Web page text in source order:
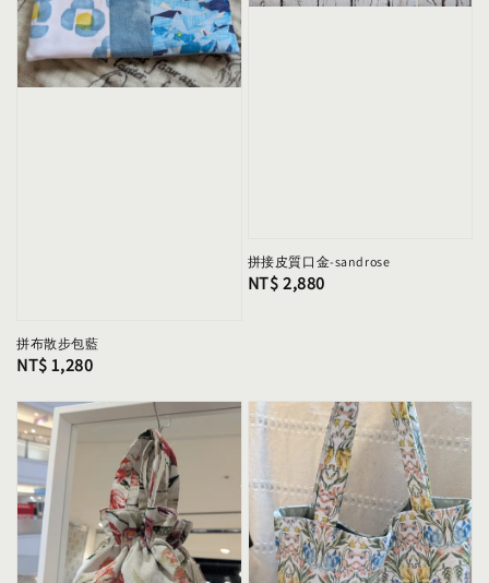
拼布散步包藍
Regular
NT$ 1,280
拼接皮質口金-sandrose
Regular
NT$ 2,880